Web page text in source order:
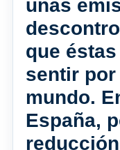
unas
que
sentir
mundo.
España,